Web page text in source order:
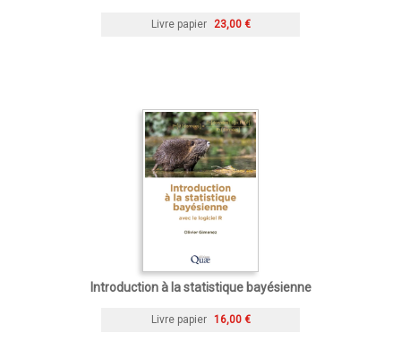
Livre papier 23,00 €
Introduction à la statistique bayésienne
Livre papier 16,00 €